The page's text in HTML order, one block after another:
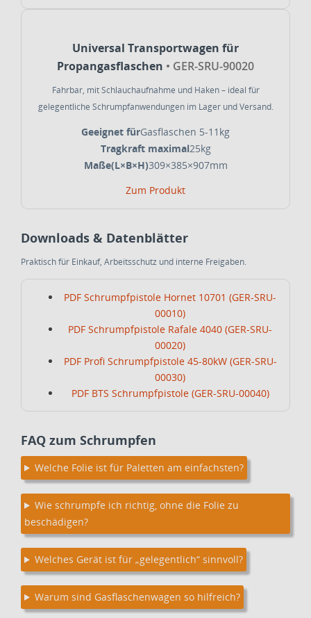
Universal Transportwagen für
Propangasflaschen • GER-SRU-90020
Fahrbar, mit Schlauchaufnahme und Haken – ideal für
gelegentliche Schrumpfanwendungen im Lager und Versand.
Geeignet fürGasflaschen 5-11kg
Tragkraft maximal25kg
Maße(L×B×H)309×385×907mm
Zum Produkt
Downloads & Datenblätter
Praktisch für Einkauf, Arbeitsschutz und interne Freigaben.
PDF Schrumpfpistole Hornet 10701 (GER-SRU-
00010)
PDF Schrumpfpistole Rafale 4040 (GER-SRU-
00020)
PDF Profi Schrumpfpistole 45-80kW (GER-SRU-
00030)
PDF BTS Schrumpfpistole (GER-SRU-00040)
FAQ zum Schrumpfen
Welche Folie ist für Paletten am einfachsten?
Wie schrumpfe ich richtig, ohne die Folie zu
beschädigen?
Welches Gerät ist für „gelegentlich“ sinnvoll?
Warum sind Gasflaschenwagen so hilfreich?